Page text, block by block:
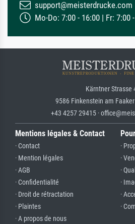
support@meisterdrucke.com
Mo-Do: 7:00 - 16:00 | Fr: 7:00
Kärntner Strasse
9586 Finkenstein am Faaker
+43 4257 29415 ·
Mentions légales & Contact
· Contact
· Mention légales
· AGB
· Confidentialité
· Droit de rétractation
· Plaintes
· A propos de nous
·
·
·
·
·
·